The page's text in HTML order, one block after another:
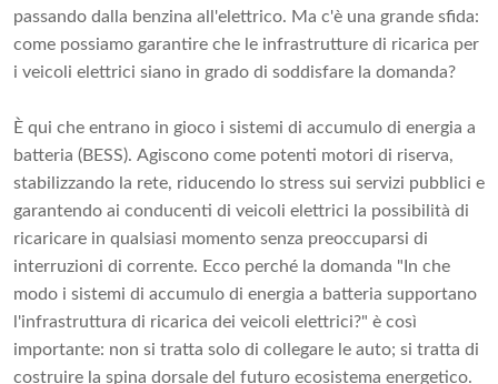
passando dalla benzina all'elettrico. Ma c'è una grande sfida:
come possiamo garantire che le infrastrutture di ricarica per
i veicoli elettrici siano in grado di soddisfare la domanda?
È qui che entrano in gioco i sistemi di accumulo di energia a
batteria (BESS). Agiscono come potenti motori di riserva,
stabilizzando la rete, riducendo lo stress sui servizi pubblici e
garantendo ai conducenti di veicoli elettrici la possibilità di
ricaricare in qualsiasi momento senza preoccuparsi di
interruzioni di corrente. Ecco perché la domanda "In che
modo i sistemi di accumulo di energia a batteria supportano
l'infrastruttura di ricarica dei veicoli elettrici?" è così
importante: non si tratta solo di collegare le auto; si tratta di
costruire la spina dorsale del futuro ecosistema energetico.